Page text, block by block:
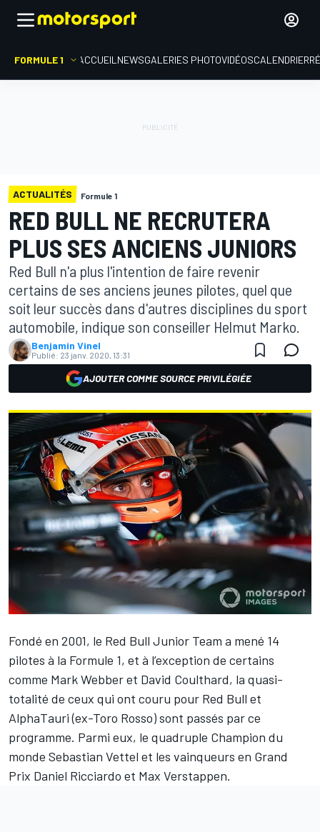
FORMULE 1 ACCUEIL NEWSGALERIES PHOTOVIDÉOSCALENDRIER
ACTUALITÉS Formule 1
RED BULL NE RECRUTERA
PLUS SES ANCIENS JUNIORS
Red Bull n'a plus l'intention de faire revenir
certains de ses anciens jeunes pilotes, quel que
soit leur succès dans d'autres disciplines du sport
automobile, indique son conseiller Helmut Marko.
Benjamin Vinel
Publié: 23 janv. 2020, 13:31
AJOUTER COMME SOURCE PRIVILÉGIÉE
Fondé en 2001, le Red Bull Junior Team a mené 14
pilotes à la Formule 1, et à l’exception de certains
comme Mark Webberet David Coulthard, la quasi-
totalité de ceux qui ont couru pour Red Bull et
AlphaTauri (ex-Toro Rosso) sont passés par ce
programme. Parmi eux, le quadruple Champion du
monde Sebastian Vettel et les vainqueurs en Grand
Prix Daniel Ricciardo et Max Verstappen.